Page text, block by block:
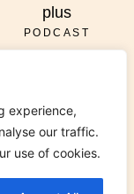
experience,
our traffic.
use of cookies.
plus
PODCAST
CONTACT
Design by